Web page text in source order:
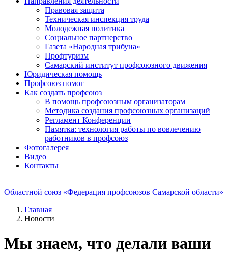
Правовая защита
Техническая инспекция труда
Молодежная политика
Социальное партнерство
Газета «Народная трибуна»
Профтуризм
Самарский институт профсоюзного движения
Юридическая помощь
Профсоюз помог
Как создать профсоюз
В помощь профсоюзным организаторам
Методика создания профсоюзных организаций
Регламент Конференции
Памятка: технология работы по вовлечению
работников в профсоюз
Фотогалерея
Видео
Контакты
Областной союз «Федерация профсоюзов Самарской области»
Главная
Новости
Мы знаем, что делали ваши